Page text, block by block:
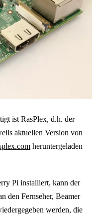
ist RasPlex, d.h. der
aktuellen Version von
heruntergeladen
Pi installiert, kann der
den Fernseher, Beamer
werden, die